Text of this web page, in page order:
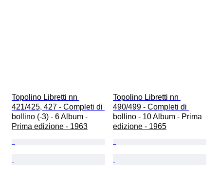
Topolino Libretti nn
421/425, 427 - Completi di
bollino (-3) - 6 Album -
Prima edizione - 1963
Topolino Libretti nn
490/499 - Completi di
bollino - 10 Album - Prima
edizione - 1965